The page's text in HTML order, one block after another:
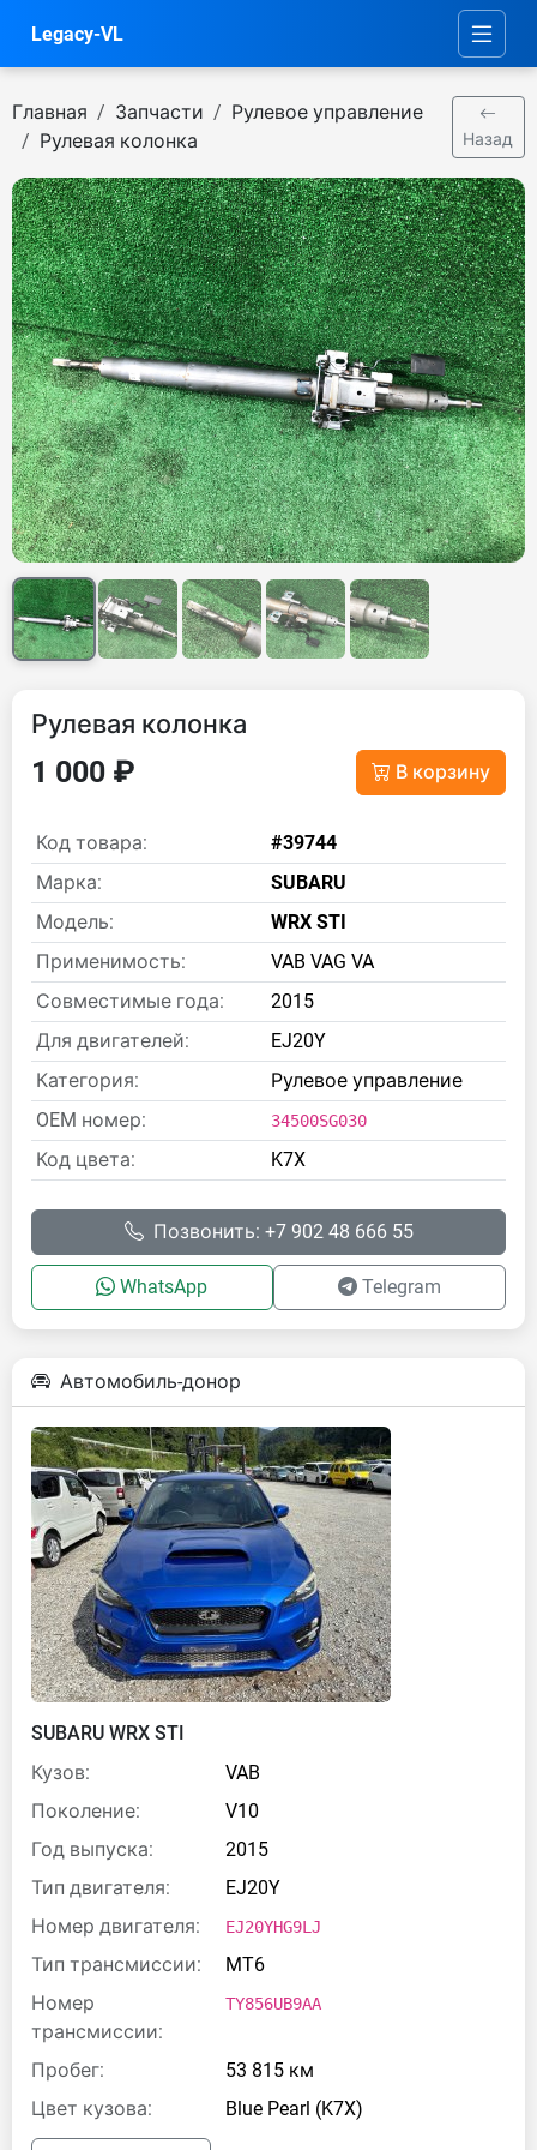
Legacy-VL
Главная Запчасти
Рулевое управление
Рулевая колонка
Назад
Рулевая колонка
1 000 ₽ В корзину
Код товара:
#39744
Марка:
SUBARU
Модель:
WRX STI
Применимость:
VAB VAG VA
Совместимые года:
2015
Для двигателей:
EJ20Y
Категория:
Рулевое управление
OEM номер:
34500SG030
Код цвета: K7X
Позвонить: +7 902 48 666 55
WhatsApp Telegram
Автомобиль-донор
SUBARU WRX STI
Кузов:
VAB
Поколение:
V10
Год выпуска:
2015
Тип двигателя:
EJ20Y
Номер двигателя:
EJ20YHG9LJ
Тип трансмиссии:
MT6
Номер
трансмиссии:
TY856UB9AA
Пробег:
53 815 км
Цвет кузова:
Blue Pearl (K7X)